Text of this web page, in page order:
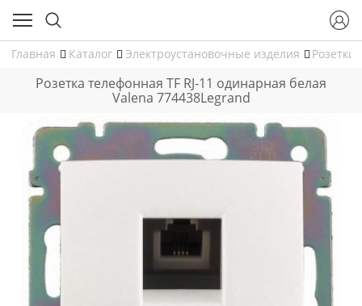
Главная Каталог Электроустановочные изделия Розетки
Розетка телефонная TF RJ-11 одинарная белая
Valena 774438Legrand